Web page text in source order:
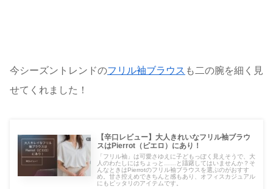
今シーズントレンドのフリル袖ブラウス も二の腕を細く見
せてくれました！
【辛口レビュー】大人きれいなフリル袖ブラウ
スはPierrot（ピエロ）にあり！
「フリル袖」は可愛さゆえに子どもっぽく見えそうで、大
人のわたしにはちょっと……と躊躇してはいませんか？そ
んなときはPierrotのフリル袖ブラウスを選ぶのがおすす
め。甘さ控えめできちんと感もあり、オフィスカジュアル
にもピッタリのアイテムです。